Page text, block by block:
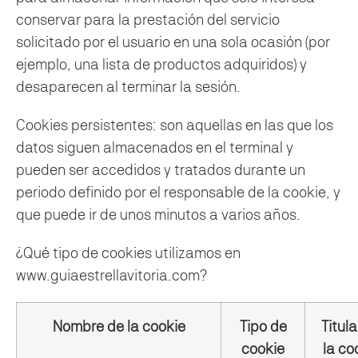
conservar para la prestación del servicio
solicitado por el usuario en una sola ocasión (por
ejemplo, una lista de productos adquiridos) y
desaparecen al terminar la sesión.
Cookies persistentes: son aquellas en las que los
datos siguen almacenados en el terminal y
pueden ser accedidos y tratados durante un
periodo definido por el responsable de la cookie, y
que puede ir de unos minutos a varios años.
¿Qué tipo de cookies utilizamos en
www.guiaestrellavitoria.com?
Nombre de la cookie
Tipo de
cookie
la